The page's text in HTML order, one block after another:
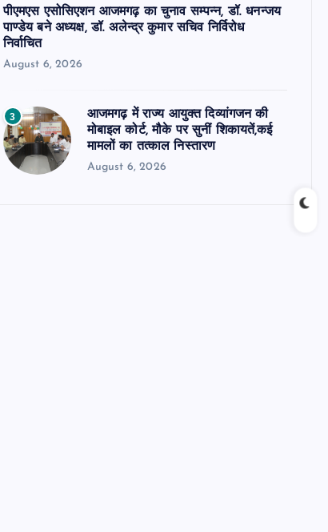
पीएमएस एसोसिएशन आजमगढ़ का चुनाव सम्पन्न, डॉ. धनन्जय
पाण्डेय बने अध्यक्ष, डॉ. अलेन्द्र कुमार सचिव निर्विरोध
निर्वाचित
August 6, 2026
3
आजमगढ़ में राज्य आयुक्त दिव्यांगजन की
मोबाइल कोर्ट, मौके पर सुनीं शिकायतें,कई
मामलों का तत्काल निस्तारण
August 6, 2026